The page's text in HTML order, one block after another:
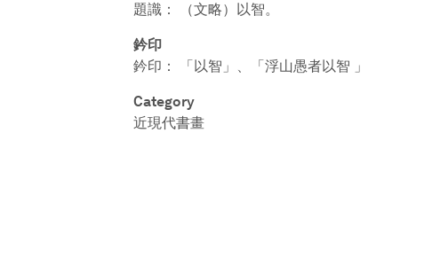
題識： （文略）以智。
鈐印
鈐印： 「以智」、「浮山愚者以智 」
Category
近現代書畫